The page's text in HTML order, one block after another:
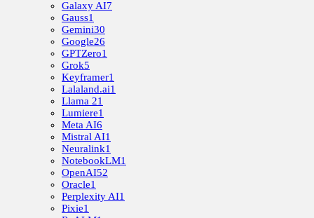
Galaxy AI7
Gauss1
Gemini30
Google26
GPTZero1
Grok5
Keyframer1
Lalaland.ai1
Llama 21
Lumiere1
Meta AI6
Mistral AI1
Neuralink1
NotebookLM1
OpenAI52
Oracle1
Perplexity AI1
Pixie1